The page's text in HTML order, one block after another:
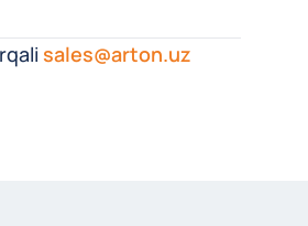
sales@arton.uz